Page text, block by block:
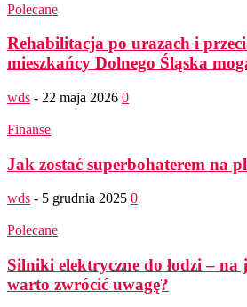
Polecane
Rehabilitacja po urazach i
mieszkańcy Dolnego Śląska
wds - 22 maja 2026 0
Finanse
Jak zostać superbohaterem na
wds - 5 grudnia 2025 0
Polecane
Silniki elektryczne do łodzi –
warto zwrócić uwagę?